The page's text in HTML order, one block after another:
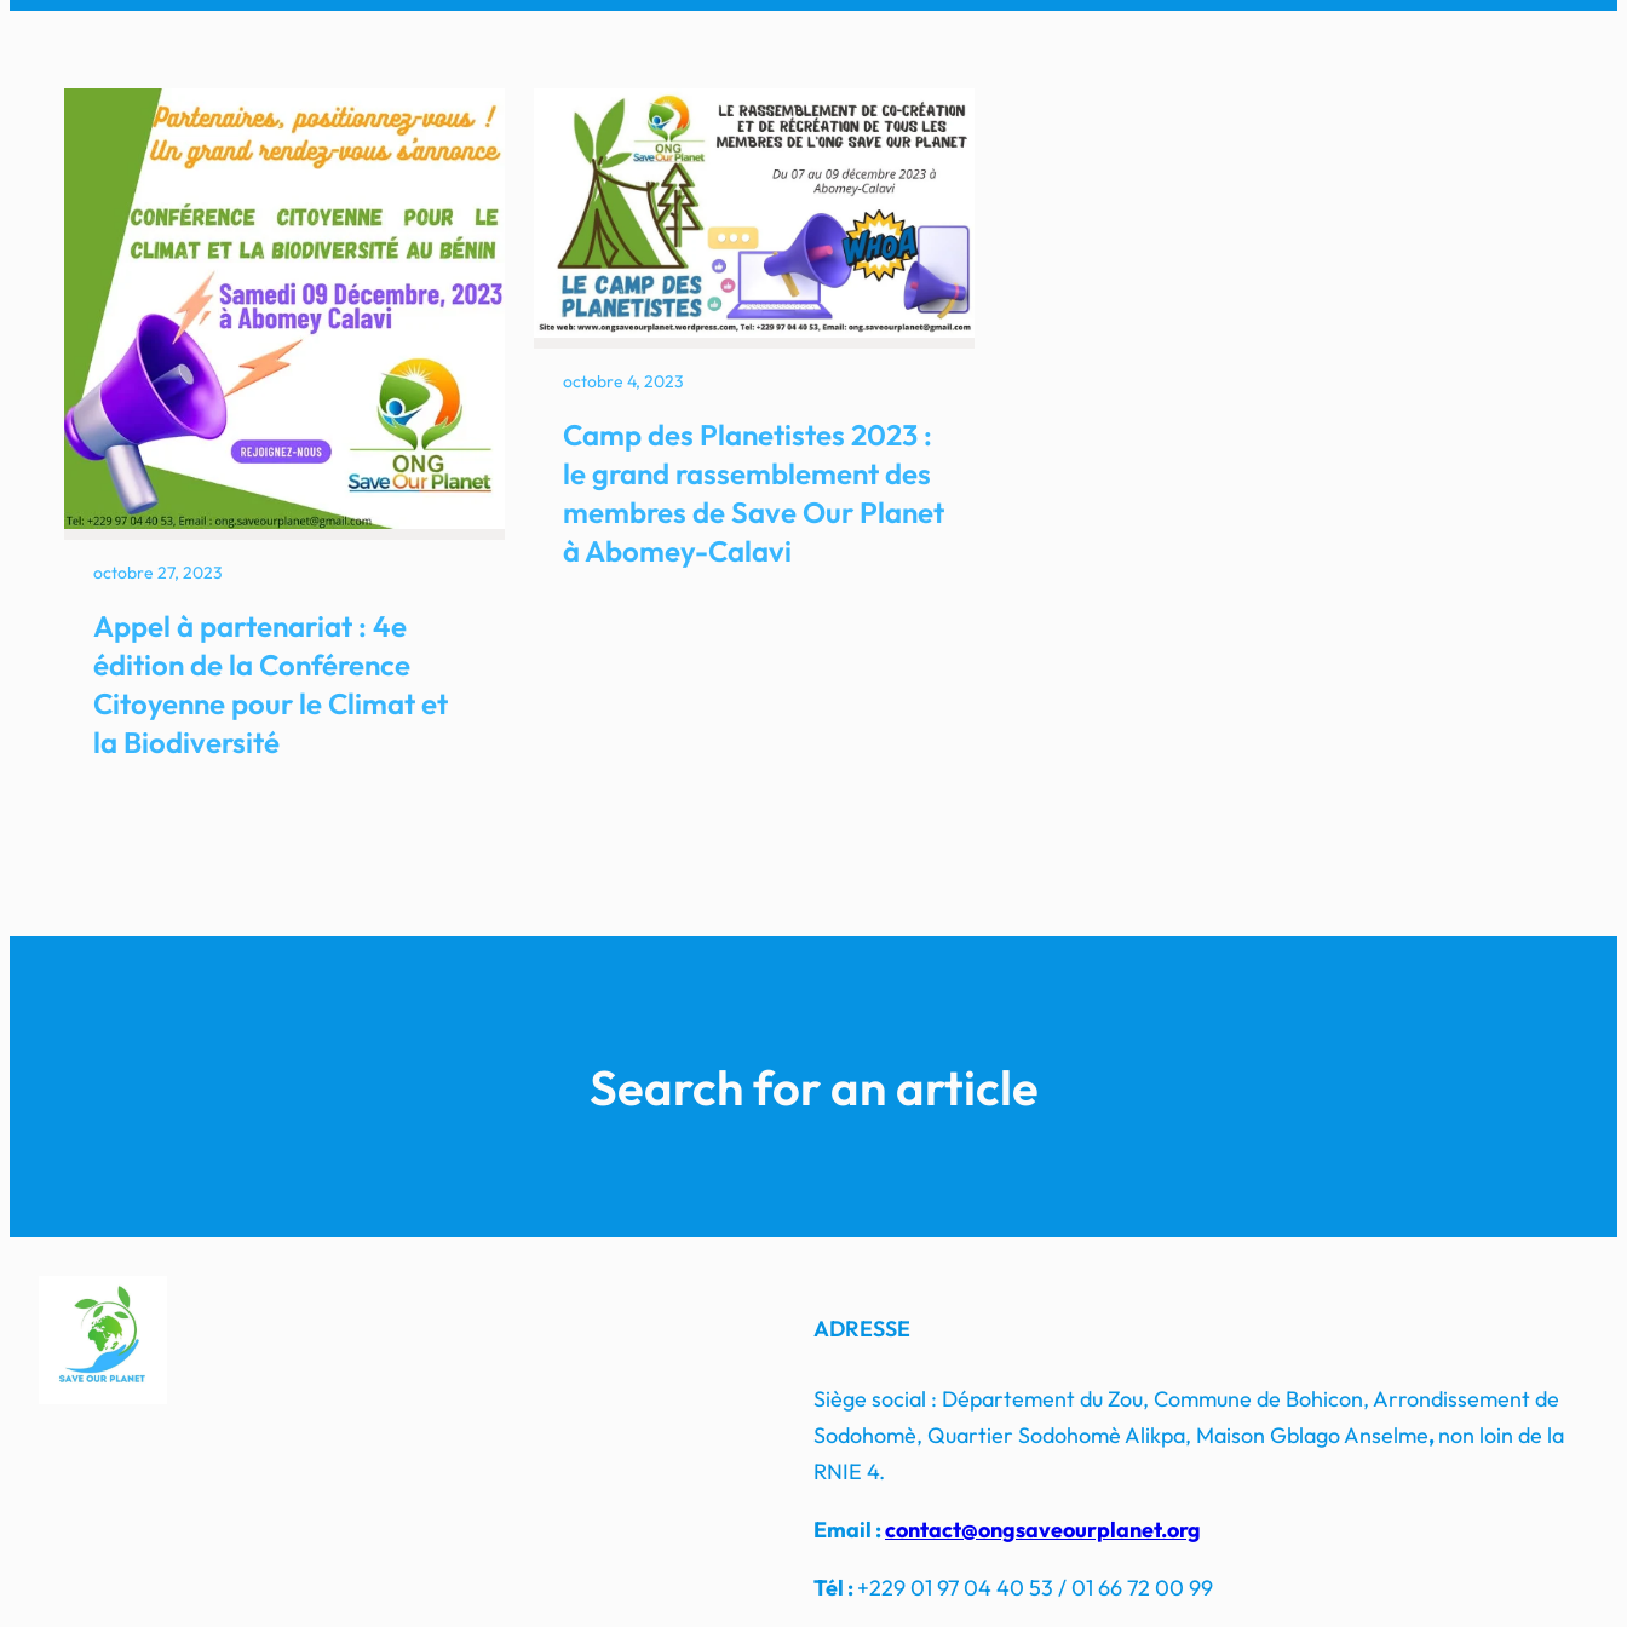
octobre 27, 2023
Appel à partenariat : 4e
édition de la Conférence
Citoyenne pour le Climat et
la Biodiversité
octobre 4, 2023
Camp des Planetistes 2023 :
le grand rassemblement des
membres de Save Our Planet
à Abomey-Calavi
Search for an article
ADRESSE
Siège social : Département du Zou, Commune de Bohicon, Arrondissement de
Sodohomè, Quartier Sodohomè Alikpa, Maison Gblago Anselme,non loin de la
RNIE 4.
Email :contact@ongsaveourplanet.org
Tél :+229 01 97 04 40 53 / 01 66 72 00 99